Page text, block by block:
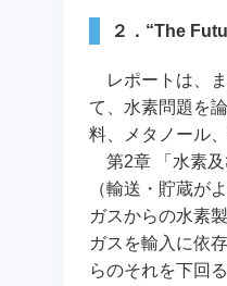
２．“The
レポートは、ま
て、水素問題を
料、メタノール
第2章 「水素及
（輸送・貯蔵が
ガスからの水素
ガスを輸入に依
らのそれを下回